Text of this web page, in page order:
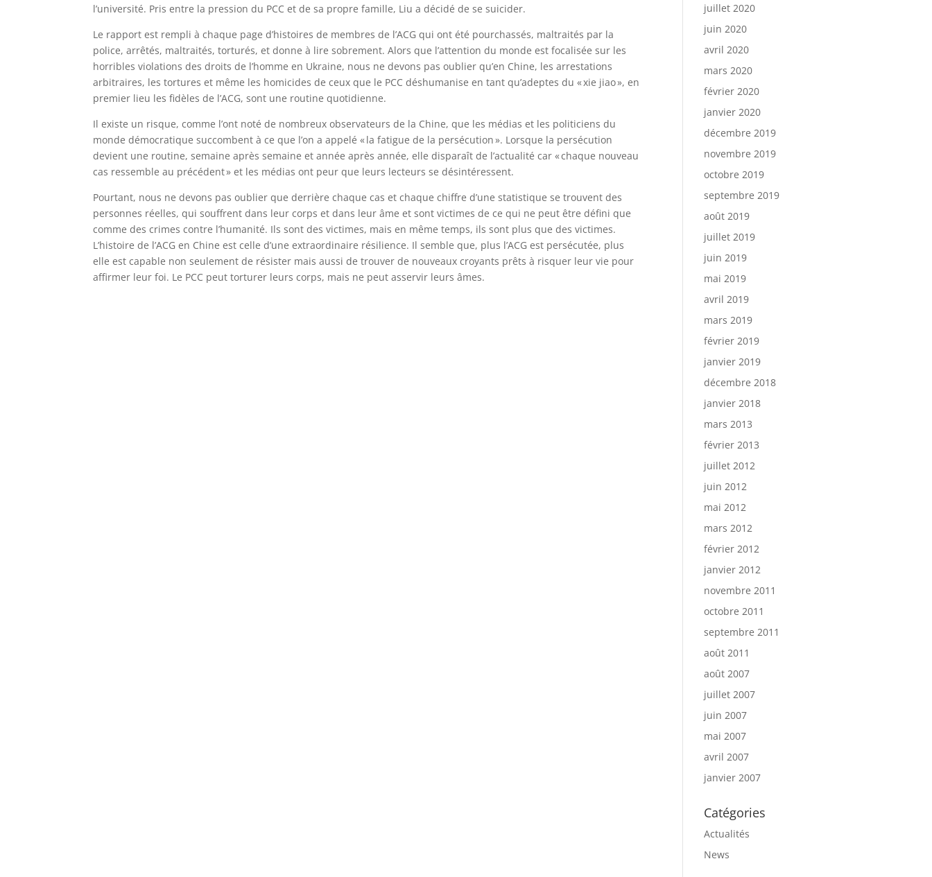
l’université. Pris entre la pression du PCC et de sa propre famille, Liu a décidé de se suicider.
Le rapport est rempli à chaque page d’histoires de membres de l’ACG qui ont été pourchassés, maltraités par la
police, arrêtés, maltraités, torturés, et donne à lire sobrement. Alors que l’attention du monde est focalisée sur les
horribles violations des droits de l’homme en Ukraine, nous ne devons pas oublier qu’en Chine, les arrestations
arbitraires, les tortures et même les homicides de ceux que le PCC déshumanise en tant qu’adeptes du « xie jiao », en
premier lieu les fidèles de l’ACG, sont une routine quotidienne.
Il existe un risque, comme l’ont noté de nombreux observateurs de la Chine, que les médias et les politiciens du
monde démocratique succombent à ce que l’on a appelé « la fatigue de la persécution ». Lorsque la persécution
devient une routine, semaine après semaine et année après année, elle disparaît de l’actualité car « chaque nouveau
cas ressemble au précédent » et les médias ont peur que leurs lecteurs se désintéressent.
Pourtant, nous ne devons pas oublier que derrière chaque cas et chaque chiffre d’une statistique se trouvent des
personnes réelles, qui souffrent dans leur corps et dans leur âme et sont victimes de ce qui ne peut être défini que
comme des crimes contre l’humanité. Ils sont des victimes, mais en même temps, ils sont plus que des victimes.
L’histoire de l’ACG en Chine est celle d’une extraordinaire résilience. Il semble que, plus l’ACG est persécutée, plus
elle est capable non seulement de résister mais aussi de trouver de nouveaux croyants prêts à risquer leur vie pour
affirmer leur foi. Le PCC peut torturer leurs corps, mais ne peut asservir leurs âmes.
juillet 2020
juin 2020
avril 2020
mars 2020
février 2020
janvier 2020
décembre 2019
novembre 2019
octobre 2019
septembre 2019
août 2019
juillet 2019
juin 2019
mai 2019
avril 2019
mars 2019
février 2019
janvier 2019
décembre 2018
janvier 2018
mars 2013
février 2013
juillet 2012
juin 2012
mai 2012
mars 2012
février 2012
janvier 2012
novembre 2011
octobre 2011
septembre 2011
août 2011
août 2007
juillet 2007
juin 2007
mai 2007
avril 2007
janvier 2007
Catégories
Actualités
News